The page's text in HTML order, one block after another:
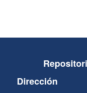
Dirección